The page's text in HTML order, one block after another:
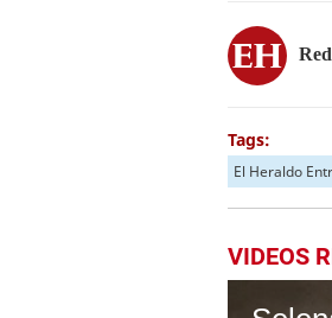
Tags:
El Heraldo
VIDEOS